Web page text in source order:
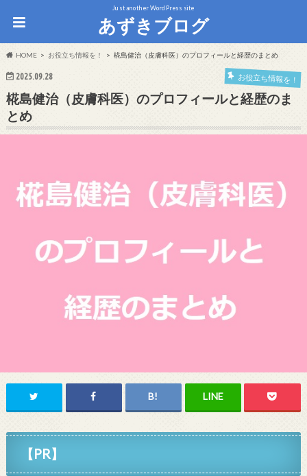
Just another WordPress site
あずきブログ
HOME お役立ち情報を！ 椛島健治（皮膚科医）のプロフィールと経歴のまとめ
2025.09.28 お役立ち情報を！
椛島健治（皮膚科医）のプロフィールと経歴のま
とめ
【PR】